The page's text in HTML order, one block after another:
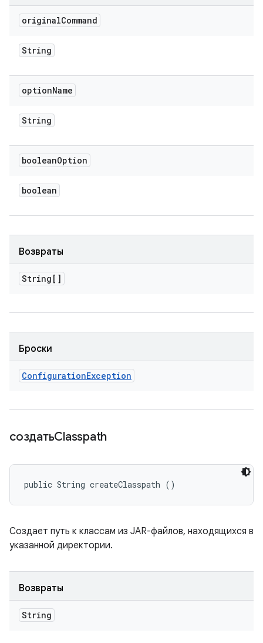
originalCommand
String
optionName
String
booleanOption
boolean
Возвраты
String[]
Броски
ConfigurationException
создатьClasspath
public String createClasspath ()
Создает путь к классам из JAR-файлов, находящихся в
указанной директории.
Возвраты
String